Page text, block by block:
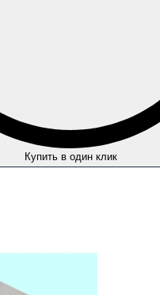
Купить в один клик